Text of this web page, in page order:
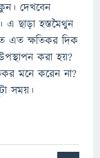
দেখবেন
এ ছাড়া হস্তমৈথুন
এত এত ক্ষতিকর দিক
করা হয়?
মনে করেন না?
সময়।